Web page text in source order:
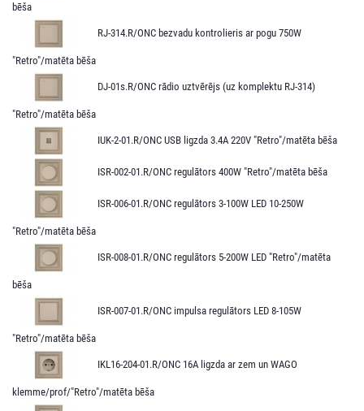
bēša
RJ-314.R/ONC bezvadu kontrolieris ar pogu 750W
"Retro"/matēta bēša
DJ-01s.R/ONC rādio uztvērējs (uz komplektu RJ-314)
"Retro"/matēta bēša
IUK-2-01.R/ONC USB ligzda 3.4A 220V "Retro"/matēta bēša
ISR-002-01.R/ONC regulātors 400W "Retro"/matēta bēša
ISR-006-01.R/ONC regulātors 3-100W LED 10-250W
"Retro"/matēta bēša
ISR-008-01.R/ONC regulātors 5-200W LED "Retro"/matēta
bēša
ISR-007-01.R/ONC impulsa regulātors LED 8-105W
"Retro"/matēta bēša
IKL16-204-01.R/ONC 16A ligzda ar zem un WAGO
klemme/prof/"Retro"/matēta bēša